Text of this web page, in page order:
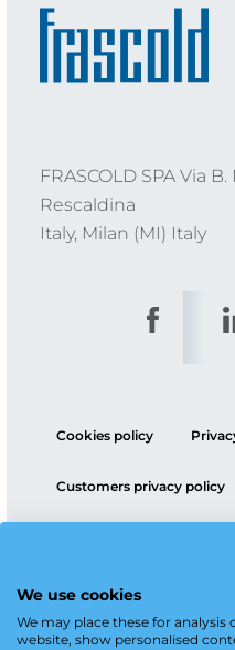
We use cookies
We may place these for
website, show personalised
FRASCOLD SPA Via
Rescaldina
Italy, Milan (MI) Italy
Cookies policy
Customers privacy policy